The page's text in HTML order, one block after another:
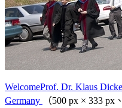
WelcomeProf. Dr. Klaus
Germany
（500 px × 333 px